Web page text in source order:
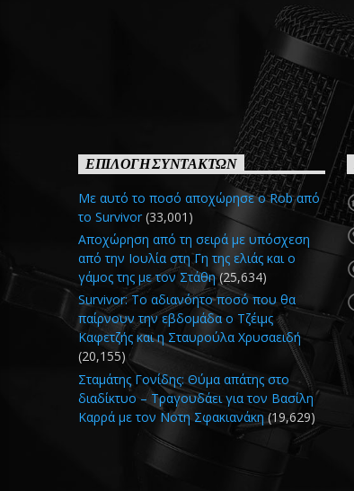
ΕΠΙΛΟΓΗ ΣΥΝΤΑΚΤΩΝ
Με αυτό το ποσό αποχώρησε ο Rob από
το Survivor (33,001)
Αποχώρηση από τη σειρά με υπόσχεση
από την Ιουλία στη Γη της ελιάς και ο
γάμος της με τον Στάθη (25,634)
Survivor: Το αδιανόητο ποσό που θα
παίρνουν την εβδομάδα ο Τζέιμς
Καφετζής και η Σταυρούλα Χρυσαειδή
(20,155)
Σταμάτης Γονίδης: Θύμα απάτης στο
διαδίκτυο – Τραγουδάει για τον Βασίλη
Καρρά με τον Νοτη Σφακιανάκη (19,629)